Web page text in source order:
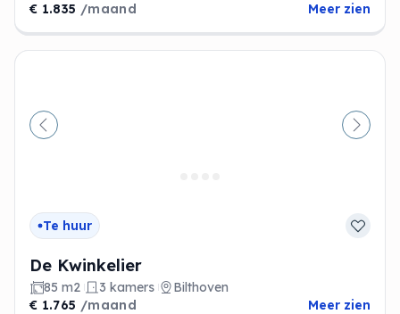
€ 1.835 /maand Meer zien
Vorige
Te huur
De Kwinkelier
85 m2 3 kamers
Bilthoven
€ 1.765 /maand Meer zien